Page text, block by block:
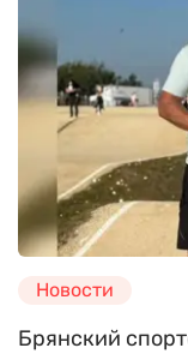
Новости
Брянский